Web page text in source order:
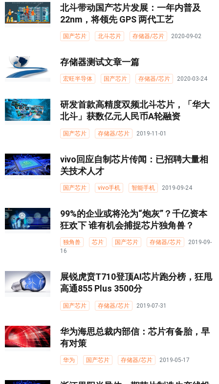
北斗带动国产芯片发展：一年内普及
22nm，将领先 GPS 两代工艺
国产芯片 北斗芯片 存储器/芯片 2020-09-02
存储器测试文章一篇
宏旺半导体 国产芯片 存储器/芯片 2020-03-24
研发首款高精度双频北斗芯片，「华大
北斗」获数亿元人民币A轮融资
国产芯片 存储器/芯片 2019-11-01
vivo回应自制芯片传闻：已招聘大量相
关技术人才
国产芯片 vivo手机 智能手机 2019-09-24
99%的企业或将沦为“炮灰”？千亿资本
狂欢下 谁有机会捕捉芯片独角兽？
独角兽 芯片 国产芯片 存储器/芯片
2019-09-
16
展锐虎贲T710登顶AI芯片跑分榜，狂甩
高通855 Plus 3500分
国产芯片 存储器/芯片 2019-07-31
华为海思总裁内部信：芯片有备胎，早
有对策
华为 国产芯片 存储器/芯片 2019-05-17